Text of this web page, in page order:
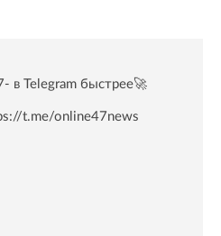
в Telegram быстрее🚀
t.me/online47news